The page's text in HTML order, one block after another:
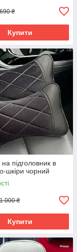
690 ₴
Купити
підголовник в
шкіри чорний
1 000 ₴
Купити